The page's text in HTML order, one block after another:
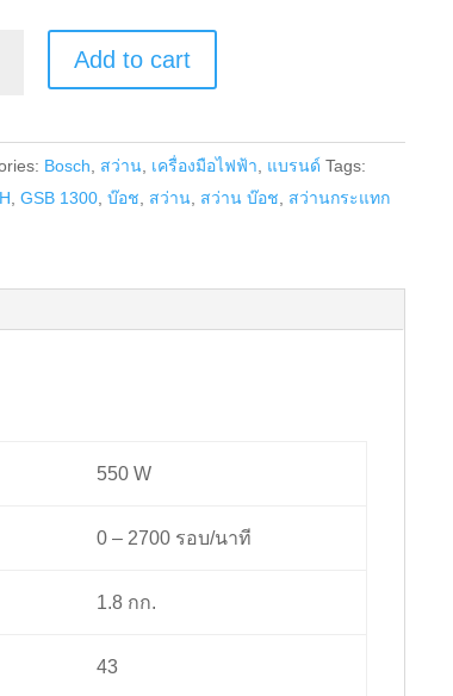
was:
฿3,100.00.
Add to cart
Bosch สว่าน เครื่องมือไฟฟ้า แบรนด์ Tags:
,GSB 1300 ,บ๊อช สว่าน สว่าน บ๊อช สว่านกระแทก
550 W
0 – 2700 รอบ/นาที
1.8 กก.
43